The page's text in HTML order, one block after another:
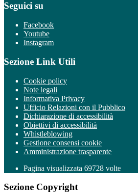
Seguici su
Facebook
Youtube
Instagram
Sezione Link Utili
Cookie policy
Note legali
Informativa Privacy
Ufficio Relazioni con il Pubblico
Dichiarazione di accessibilità
Obiettivi di accessibilità
Whistleblowing
Gestione consensi cookie
Amministrazione trasparente
Pagina visualizzata 69728 volte
Sezione Copyright